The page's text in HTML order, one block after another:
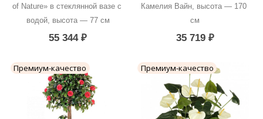
of Nature» в стеклянной вазе с
водой, высота — 77 см
55 344₽
Камелия Вайн, высота — 170
см
35 719 ₽
Премиум-качество Премиум-качество